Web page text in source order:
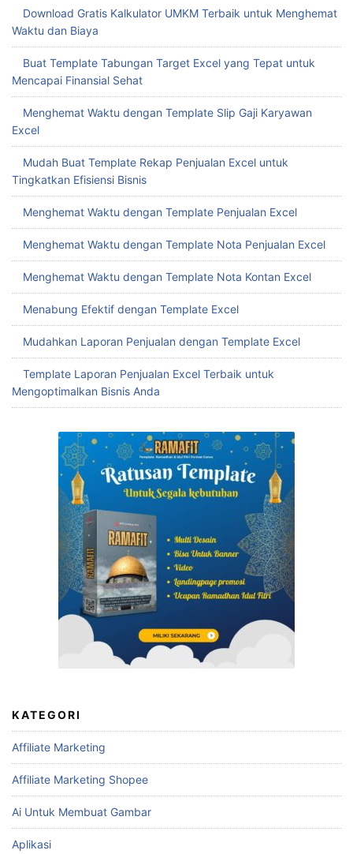
Download Gratis Kalkulator UMKM Terbaik untuk Menghemat
Waktu dan Biaya
Buat Template Tabungan Target Excel yang Tepat untuk
Mencapai Finansial Sehat
Menghemat Waktu dengan Template Slip Gaji Karyawan
Excel
Mudah Buat Template Rekap Penjualan Excel untuk
Tingkatkan Efisiensi Bisnis
Menghemat Waktu dengan Template Penjualan Excel
Menghemat Waktu dengan Template Nota Penjualan Excel
Menghemat Waktu dengan Template Nota Kontan Excel
Menabung Efektif dengan Template Excel
Mudahkan Laporan Penjualan dengan Template Excel
Template Laporan Penjualan Excel Terbaik untuk
Mengoptimalkan Bisnis Anda
KATEGORI
Affiliate Marketing
Affiliate Marketing Shopee
Ai Untuk Membuat Gambar
Aplikasi